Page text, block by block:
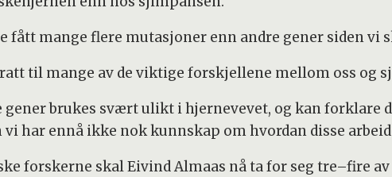
fått mange flere mutasjoner enn andre gener siden vi
til mange av de viktige forskjellene mellom oss og
gener brukes svært ulikt i hjernevevet, og kan forklare
har ennå ikke nok kunnskap om hvordan disse
forskerne skal Eivind Almaas nå ta for seg tre–fire